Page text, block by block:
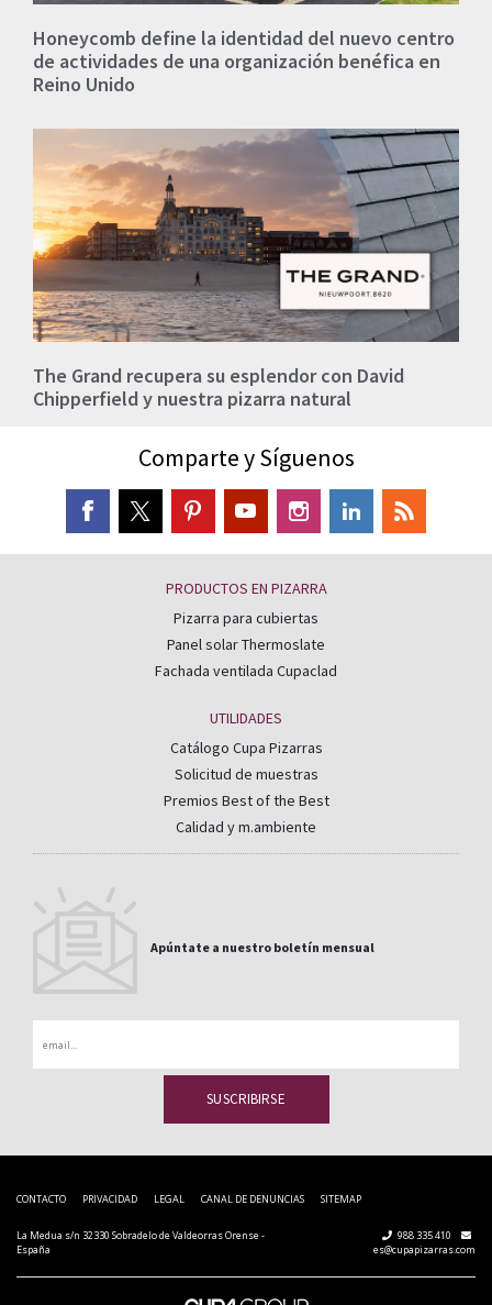
Honeycomb define la identidad del nuevo centro
de actividades de una organización benéfica en
Reino Unido
The Grand recupera su esplendor con David
Chipperfield y nuestra pizarra natural
Comparte y Síguenos
PRODUCTOS EN PIZARRA
Pizarra para cubiertas
Panel solar Thermoslate
Fachada ventilada Cupaclad
UTILIDADES
Catálogo Cupa Pizarras
Solicitud de muestras
Premios Best of the Best
Calidad y m.ambiente
Apúntate a nuestro boletín mensual
CONTACTO PRIVACIDAD LEGAL CANAL DE DENUNCIAS SITEMAP
La Medua s/n 32330 Sobradelo de Valdeorras Orense -
España
988 335 410
es@cupapizarras.com